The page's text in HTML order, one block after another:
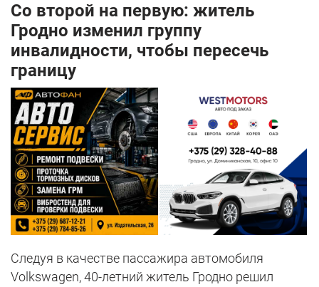
Со второй на первую: житель
Гродно изменил группу
инвалидности, чтобы пересечь
границу
Следуя в качестве пассажира автомобиля
Volkswagen, 40-летний житель Гродно решил